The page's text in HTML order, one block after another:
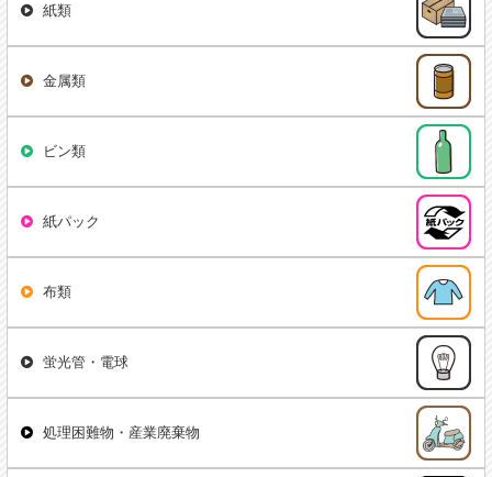
紙類
金属類
ビン類
紙パック
布類
蛍光管・電球
処理困難物・産業廃棄物